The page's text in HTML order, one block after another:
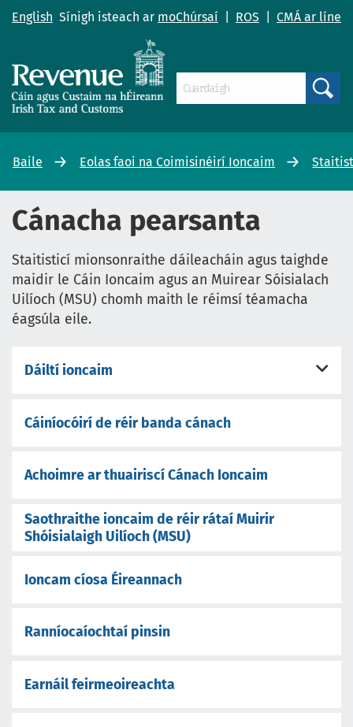
English Sínigh isteach ar moChúrsaí ROS CMÁ ar líne
Baile Eolas faoi na Coimisinéirí Ioncaim
Cánacha pearsanta
Staitisticí mionsonraithe dáileacháin agus taighde
maidir le Cáin Ioncaim agus an Muirear Sóisialach
Uilíoch (MSU) chomh maith le réimsí téamacha
éagsúla eile.
Dáiltí ioncaim
Cáiníocóirí de réir banda cánach
Achoimre ar thuairiscí Cánach Ioncaim
Saothraithe ioncaim de réir rátaí Muirir
Shóisialaigh Uilíoch (MSU)
Ioncam cíosa Éireannach
Ranníocaíochtaí pinsin
Earnáil feirmeoireachta